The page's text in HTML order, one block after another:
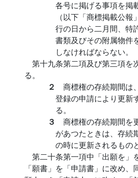
各号に掲げる事項を掲
（以下「商標掲載公
行の日から二月間、特
書類及びその附属物件
しなければならない。
第十九条第二項及び第三項を
る。
２ 商標権の存続期間は
登録の申請により更新
る。
３ 商標権の存続期間を
があつたときは、存続
の時に更新されるもの
第二十条第一項中「出願を」
「願書」を「申請書」に改め、